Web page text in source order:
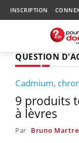
INSCRIPTION
QUESTION
Cadmium,
9 produits
à lèvres
Par Bruno